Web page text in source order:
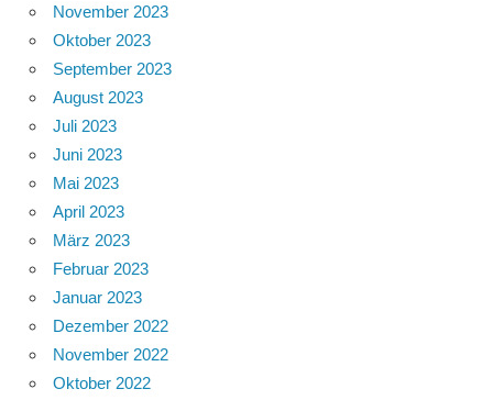
November 2023
Oktober 2023
September 2023
August 2023
Juli 2023
Juni 2023
Mai 2023
April 2023
März 2023
Februar 2023
Januar 2023
Dezember 2022
November 2022
Oktober 2022